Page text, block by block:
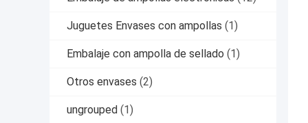
Juguetes Envases con ampollas (1)
Embalaje con ampolla de sellado (1)
Otros envases (2)
ungrouped (1)